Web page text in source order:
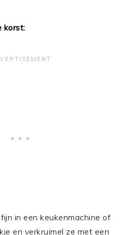
korst:
in een keukenmachine of
en verkruimel ze met een